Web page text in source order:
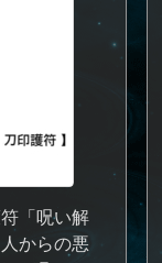
「呪い解
からの悪